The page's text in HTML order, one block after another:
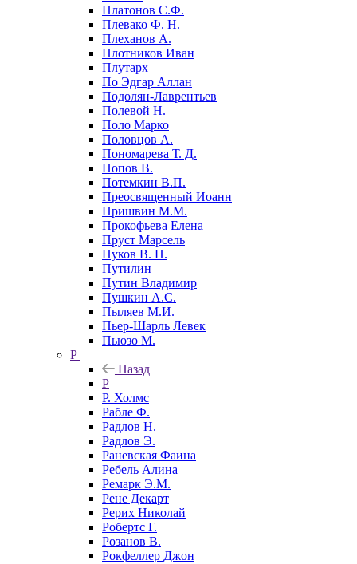
Платонов С.Ф.
Плевако Ф. Н.
Плеханов А.
Плотников Иван
Плутарх
По Эдгар Аллан
Подолян-Лаврентьев
Полевой Н.
Поло Марко
Половцов А.
Пономарева Т. Д.
Попов В.
Потемкин В.П.
Преосвященный Иоанн
Пришвин М.М.
Прокофьева Елена
Пруст Марсель
Пуков В. Н.
Путилин
Путин Владимир
Пушкин А.С.
Пыляев М.И.
Пьер-Шарль Левек
Пьюзо М.
Р
Назад
Р
Р. Холмс
Рабле Ф.
Радлов Н.
Радлов Э.
Раневская Фаина
Ребель Алина
Ремарк Э.М.
Рене Декарт
Рерих Николай
Робертс Г.
Розанов В.
Рокфеллер Джон